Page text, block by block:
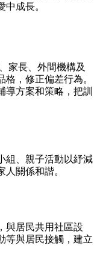
成長。
家長、外間機構及
，修正偏差行為。
方案和策略，把訓
組、親子活動以紓減
關係和諧。
與居民共用社區設
等與居民接觸，建立